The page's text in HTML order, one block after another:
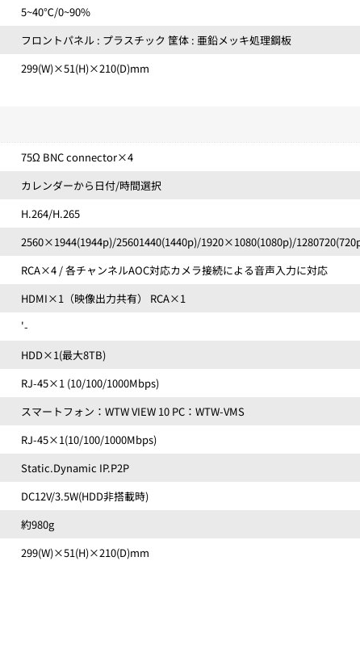
5~40℃/0~90%
フロントパネル : プラスチック 筐体 : 亜鉛メッキ処理鋼板
299(W)×51(H)×210(D)mm
75Ω BNC connector×4
カレンダーから日付/時間選択
H.264/H.265
2560×1944(1944p)/25601440(1440p)/1920×1080(1080p)/
RCA×4 / 各チャンネルAOC対応カメラ接続による音声入力に対応
HDMI×1（映像出力共有） RCA×1
'-
HDD×1(最大8TB)
RJ-45×1 (10/100/1000Mbps)
スマートフォン：WTW VIEW 10 PC：WTW-VMS
RJ-45×1(10/100/1000Mbps)
Static.Dynamic IP.P2P
DC12V/3.5W(HDD非搭載時)
約980g
299(W)×51(H)×210(D)mm